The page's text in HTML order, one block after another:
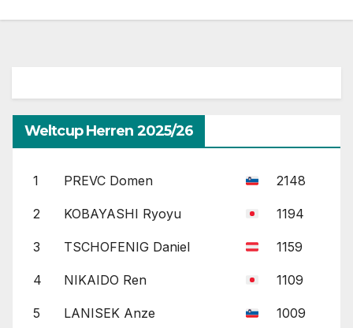
Weltcup Herren 2025/26
1 PREVC Domen 2148
2 KOBAYASHI Ryoyu 1194
3 TSCHOFENIG Daniel 1159
4 NIKAIDO Ren 1109
5 LANISEK Anze 1009